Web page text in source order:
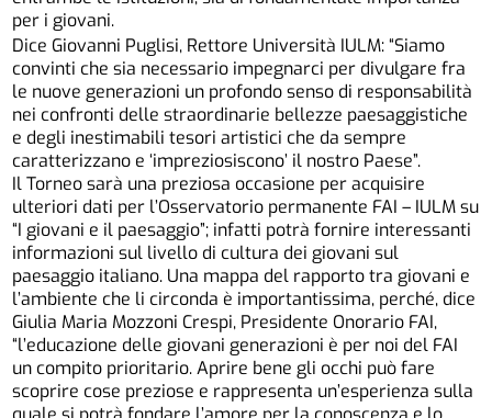
per i giovani.
Dice Giovanni Puglisi, Rettore Università IULM: “Siamo
convinti che sia necessario impegnarci per divulgare fra
le nuove generazioni un profondo senso di responsabilità
nei confronti delle straordinarie bellezze paesaggistiche
e degli inestimabili tesori artistici che da sempre
caratterizzano e ‘impreziosiscono’ il nostro Paese”.
Il Torneo sarà una preziosa occasione per acquisire
ulteriori dati per l’Osservatorio permanente FAI – IULM su
“I giovani e il paesaggio”; infatti potrà fornire interessanti
informazioni sul livello di cultura dei giovani sul
paesaggio italiano. Una mappa del rapporto tra giovani e
l’ambiente che li circonda è importantissima, perché, dice
Giulia Maria Mozzoni Crespi, Presidente Onorario FAI,
“l’educazione delle giovani generazioni è per noi del FAI
un compito prioritario. Aprire bene gli occhi può fare
scoprire cose preziose e rappresenta un’esperienza sulla